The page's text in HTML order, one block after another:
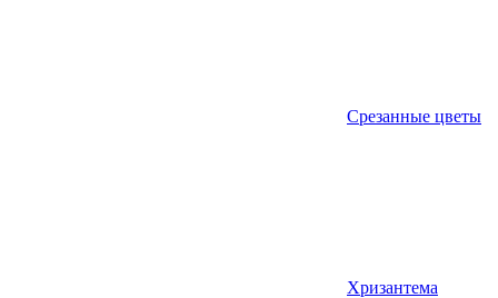
Срезанные цветы
Хризантема